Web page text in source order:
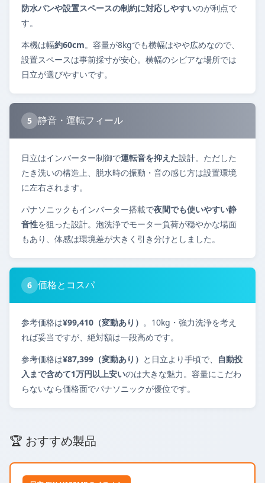
防水パンや設置スペースの制約に対応しやすいのが利点で
す。
本機は幅約60cm。容量が8kgでも横幅はやや広めなので、
設置スペースは事前採寸が安心。横幅のシビアな場所では
日立が選びやすいです。
5 静音・運転フィール
日立はインバーター制御で運転音を抑えた設計。ただした
たき洗いの構造上、脱水時の振動・音の感じ方は設置環境
に左右されます。
パナソニックもインバーター搭載で夜間でも使いやすい静
音性を狙った設計。泡洗浄でモーター負荷が穏やかな場面
もあり、体感は環境差が大きく引き分けとしました。
6 価格とコスパ
参考価格は¥99,410（変動あり） 。10kg・強力洗浄を考え
れば妥当ですが、絶対額は一段高めです。
参考価格は¥87,399（変動あり） と日立より手頃で、
自動投
入まで含めて1万円以上安いのは大きな魅力。容量にこだわ
らないなら価格面でパナソニックが優位です。
🏆 おすすめ製品